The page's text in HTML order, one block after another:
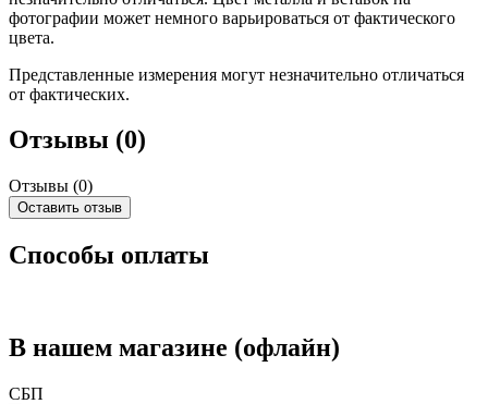
фотографии может немного варьироваться от фактического
цвета.
Представленные измерения могут незначительно отличаться
от фактических.
Отзывы (0)
Отзывы (0)
Оставить отзыв
Способы оплаты
В нашем магазине (офлайн)
СБП